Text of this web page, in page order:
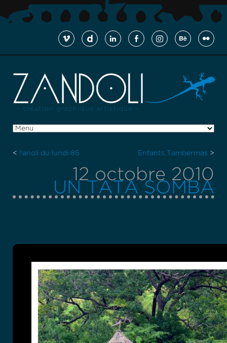
< l'anoli du lundi 85 Enfants Tambermas >
12 octobre 2010
UN TATA SOMBA